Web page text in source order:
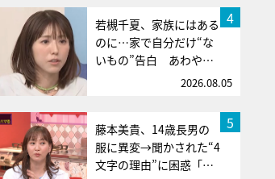
4
若槻千夏、家族にはある
のに…家で自分だけ“な
いもの”告白 あわや…
2026.08.05
5
藤本美貴、14歳長男の
服に異変→聞かされた“4
文字の理由”に困惑「…